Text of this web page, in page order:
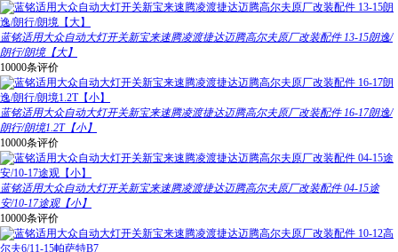
蓝铭适用大众自动大灯开关新宝来速腾凌渡捷达迈腾高尔夫原厂改装配件 13-15朗逸/
朗行/朗境【大】
10000条评价
蓝铭适用大众自动大灯开关新宝来速腾凌渡捷达迈腾高尔夫原厂改装配件 16-17朗逸/
朗行/朗境1.2T【小】
10000条评价
蓝铭适用大众自动大灯开关新宝来速腾凌渡捷达迈腾高尔夫原厂改装配件 04-15途
安/10-17途观【小】
10000条评价